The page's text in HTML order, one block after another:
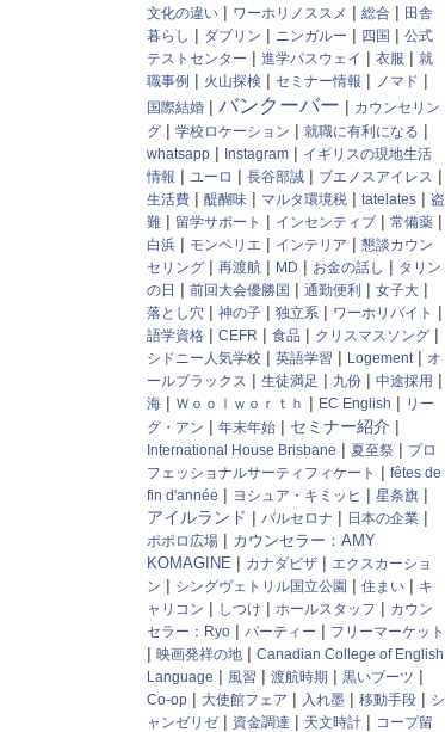
文化の違い | ワーホリノススメ | 総合 | 田舎
暮らし | ダブリン | ニンガルー | 四国 | 公式
テストセンター | 進学パスウェイ | 衣服 | 就
職事例 | 火山探検 | セミナー情報 | ノマド |
国際結婚 | バンクーバー | カウンセリン
グ | 学校ロケーション | 就職に有利になる |
whatsapp | Instagram | イギリスの現地生活
情報 | ユーロ | 長谷部誠 | ブエノスアイレス |
生活費 | 醍醐味 | マルタ環境税 | tatelates | 盗
難 | 留学サポート | インセンティブ | 常備薬 |
白浜 | モンペリエ | インテリア | 懇談カウン
セリング | 再渡航 | MD | お金の話し | タリン
の日 | 前回大会優勝国 | 通勤便利 | 女子大 |
落とし穴 | 神の子 | 独立系 | ワーホリバイト |
語学資格 | CEFR | 食品 | クリスマスソング |
シドニー人気学校 | 英語学習 | Logement | オ
ールブラックス | 生徒満足 | 九份 | 中途採用 |
海 | Ｗｏｏｌｗｏｒｔｈ | EC English | リー
グ・アン | 年末年始 | セミナー紹介 |
International House Brisbane | 夏至祭 | プロ
フェッショナルサーティフィケート | fêtes de
fin d'année | ヨシュア・キミッヒ | 星条旗 |
アイルランド | バルセロナ | 日本の企業 |
ポポロ広場 | カウンセラー：AMY
KOMAGINE | カナダビザ | エクスカーショ
ン | シングヴェトリル国立公園 | 住まい | キ
ャリコン | しつけ | ホールスタッフ | カウン
セラー：Ryo | パーティー | フリーマーケット
| 映画発祥の地 | Canadian College of English
Language | 風習 | 渡航時期 | 黒いブーツ |
Co-op | 大使館フェア | 入れ墨 | 移動手段 | シ
ャンゼリゼ | 資金調達 | 天文時計 | コープ留